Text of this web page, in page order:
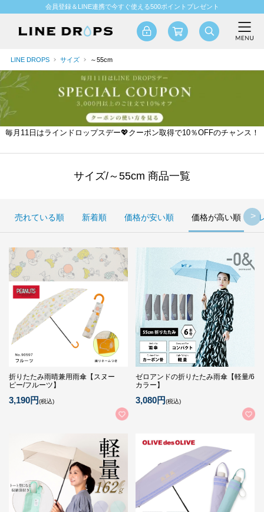
会員登録＆LINE連携で今すぐ使える500ポイントプレゼント
LINE DROPS サイズ ～55cm
毎月11日はラインドロップスデー💖クーポン取得で10％OFFのチャンス！
サイズ/～55cm 商品一覧
売れている順 新着順 価格が安い順 価格が高い順
折りたたみ雨晴兼用雨傘【スヌー
ピー/フルーツ】
3,190円(税込)
ゼロアンドの折りたたみ雨傘【軽量/6
カラー】
3,080円(税込)